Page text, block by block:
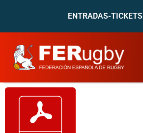
ENTRADAS-TICKETS